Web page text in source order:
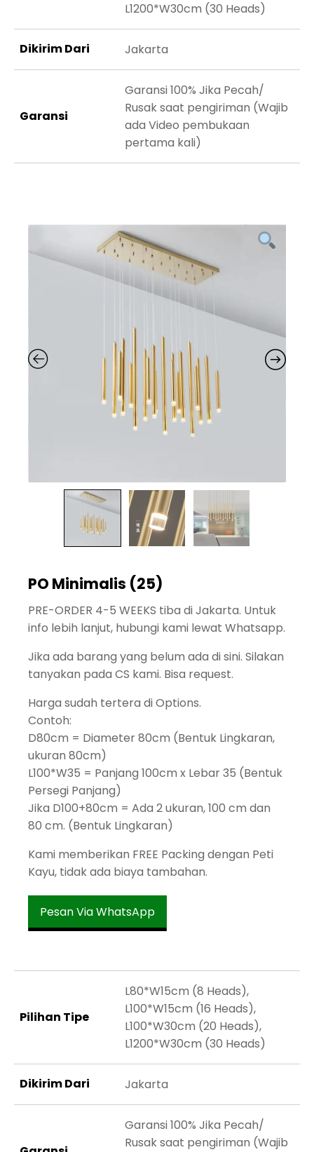
L1200*W30cm (30 Heads)
Dikirim Dari Jakarta
Garansi
Garansi 100% Jika Pecah/
Rusak saat pengiriman (Wajib
ada Video pembukaan
pertama kali)
PO Minimalis (25)
PRE-ORDER 4-5 WEEKS tiba di Jakarta. Untuk
info lebih lanjut, hubungi kami lewat Whatsapp.
Jika ada barang yang belum ada di sini. Silakan
tanyakan pada CS kami. Bisa request.
Harga sudah tertera di Options.
Contoh:
D80cm = Diameter 80cm (Bentuk Lingkaran,
ukuran 80cm)
L100*W35 = Panjang 100cm x Lebar 35 (Bentuk
Persegi Panjang)
Jika D100+80cm = Ada 2 ukuran, 100 cm dan
80 cm. (Bentuk Lingkaran)
Kami memberikan FREE Packing dengan Peti
Kayu, tidak ada biaya tambahan.
Pesan Via WhatsApp
Pilihan Tipe
L80*W15cm (8 Heads),
L100*W15cm (16 Heads),
L100*W30cm (20 Heads),
L1200*W30cm (30 Heads)
Dikirim Dari Jakarta
Garansi 100% Jika Pecah/
Rusak saat pengiriman (Wajib